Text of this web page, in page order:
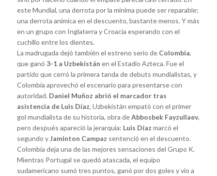
este Mundial, una derrota por la mínima puede ser reparable;
una derrota anímica en el descuento, bastante menos. Y más
en un grupo con Inglaterra y Croacia esperando con el
cuchillo entre los dientes.
La madrugada dejó también el estreno serio de Colombia,
que ganó 3-1 a Uzbekistán en el Estadio Azteca. Fue el
partido que cerró la primera tanda de debuts mundialistas, y
Colombia aprovechó el escenario para presentarse con
autoridad. Daniel Muñoz abrió el marcador tras
asistencia de Luis Díaz, Uzbekistán empató con el primer
gol mundialista de su historia, obra deAbbosbek Fayzullaev,
pero después apareció la jerarquía: Luis Díaz marcó el
segundo yJaminton Campaz sentenció en el descuento.
Colombia deja una de las mejores sensaciones del Grupo K.
Mientras Portugal se quedó atascada, el equipo
sudamericano sumó tres puntos, ganó por dos goles y vio a